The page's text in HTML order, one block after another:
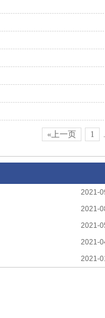
«上一页 1
2021-
2021-
2021-
2021-
2021-